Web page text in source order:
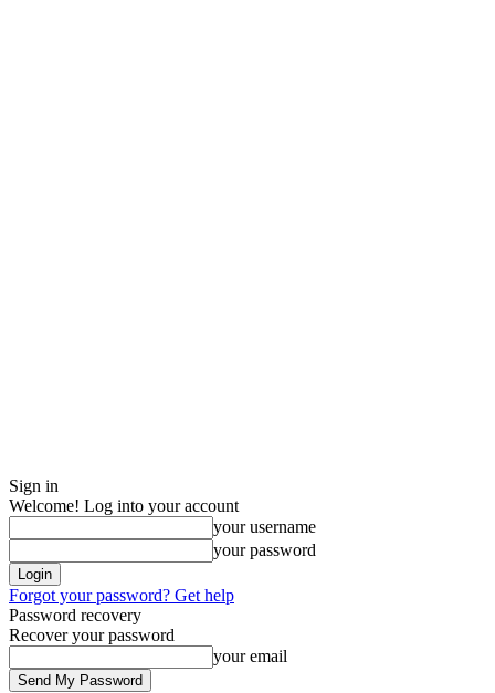
Sign in
Welcome! Log into your account
your username
your password
Forgot your password? Get help
Password recovery
Recover your password
your email